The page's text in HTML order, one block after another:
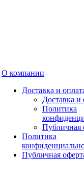
О компании
Доставка и
Доставка и
Политика
Публичная
Политика
Публичная